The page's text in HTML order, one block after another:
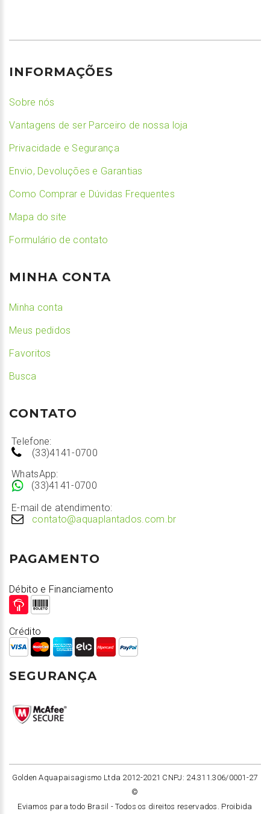
INFORMAÇÕES
Sobre nós
Vantagens de ser Parceiro de nossa loja
Privacidade e Segurança
Envio, Devoluções e Garantias
Como Comprar e Dúvidas Frequentes
Mapa do site
Formulário de contato
MINHA CONTA
Minha conta
Meus pedidos
Favoritos
Busca
CONTATO
Telefone:
(33)4141-0700
WhatsApp:
(33)4141-0700
E-mail de atendimento:
contato@aquaplantados.com.br
PAGAMENTO
Débito e Financiamento
Crédito
SEGURANÇA
Golden Aquapaisagismo Ltda 2012-2021 CNPJ: 24.311.306/0001-27
©
Eviamos para todo Brasil -Todos os direitos reservados. Proibida